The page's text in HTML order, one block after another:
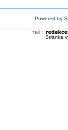
Powered by
Stránka